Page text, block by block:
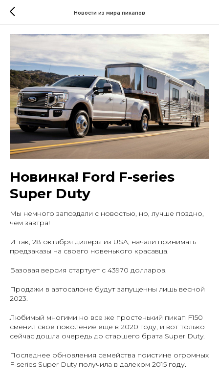
Новости из мира пикапов
Новинка! Ford F-series
Super Duty
Мы немного запоздали с новостью, но, лучше поздно,
чем завтра!
И так, 28 октября дилеры из USA, начали принимать
предзаказы на своего новенького красавца.
Базовая версия стартует с 43970 долларов.
Продажи в автосалоне будут запущенны лишь весной
2023.
Любимый многими но все же простенький пикап F150
сменил свое поколение еще в 2020 году, и вот только
сейчас дошла очередь до старшего брата Super Duty.
Последнее обновления семейства поистине огромных
F-series Super Duty получила в далеком 2015 году.